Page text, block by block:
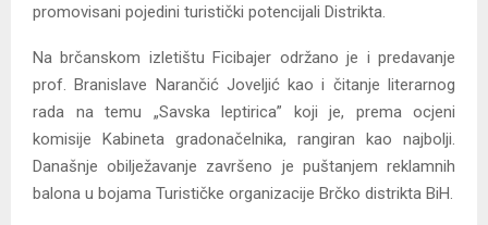
promovisani pojedini turistički potencijali Distrikta.
Na brčanskom izletištu Ficibajer održano je i predavanje
prof. Branislave Narančić Joveljić kao i čitanje literarnog
rada na temu „Savska leptirica” koji je, prema ocjeni
komisije Kabineta gradonačelnika, rangiran kao najbolji.
Današnje obilježavanje završeno je puštanjem reklamnih
balona u bojama Turističke organizacije Brčko distrikta BiH.